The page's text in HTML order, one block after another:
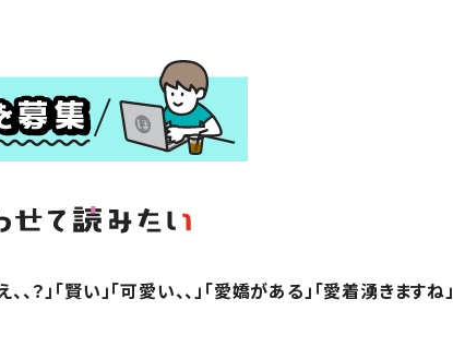
」「賢い」「可愛い、、」「愛嬌がある」「愛着湧きますね」